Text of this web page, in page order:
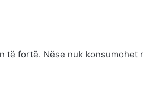
të fortë. Nëse nuk konsumohet